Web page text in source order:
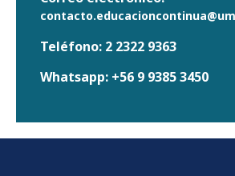
Teléfono: 2 2322 9363
Whatsapp: +56 9 9385 3450